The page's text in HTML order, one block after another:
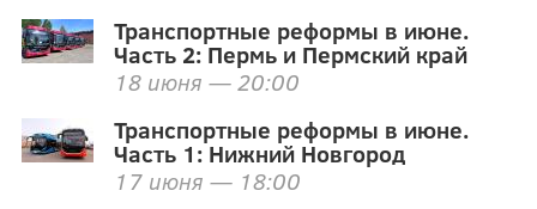
Транспортные реформы в июне.
Часть 2: Пермь и Пермский край
18 июня — 20:00
Транспортные реформы в июне.
Часть 1: Нижний Новгород
17 июня — 18:00